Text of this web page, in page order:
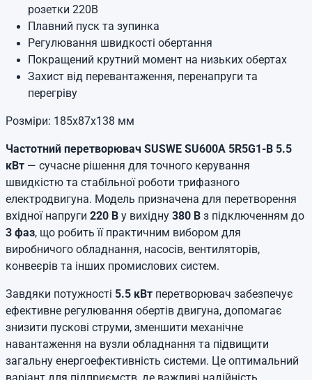
розетки 220В
Плавний пуск та зупинка
Регулювання швидкості обертання
Покращений крутний момент на низьких обертах
Захист від перевантаження, перенапруги та
перегріву
Розміри: 185х87х138 мм
Частотний перетворювач SUSWE SU600A 5R5G1-B 5.5
кВт — сучасне рішення для точного керування
швидкістю та стабільної роботи трифазного
електродвигуна. Модель призначена для перетворення
вхідної напруги 220 В у вихідну 380 В з підключенням до
3 фаз, що робить її практичним вибором для
виробничого обладнання, насосів, вентиляторів,
конвеєрів та інших промислових систем.
Завдяки потужності 5.5 кВт перетворювач забезпечує
ефективне регулювання обертів двигуна, допомагає
знизити пускові струми, зменшити механічне
навантаження на вузли обладнання та підвищити
загальну енергоефективність системи. Це оптимальний